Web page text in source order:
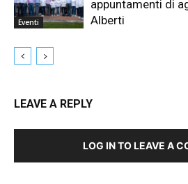
Eventi
appuntamenti di
Alberti
LEAVE A REPLY
LOG IN TO LEAVE A